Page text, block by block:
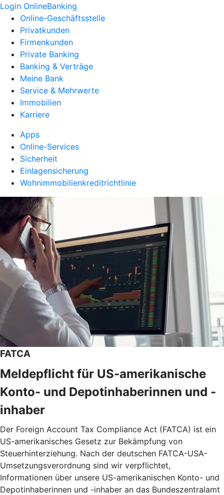
Login OnlineBanking
Online-Geschäftsstelle
Privatkunden
Firmenkunden
Private Banking
Banking & Verträge
Meine Bank
Service & Mehrwerte
Immobilien
Karriere
Apps
Online-Services
Sicherheit
Einlagensicherung
Wohnimmobilienkreditrichtlinie
FATCA
Meldepflicht für US-amerikanische
Konto- und Depotinhaberinnen und -
inhaber
Der Foreign Account Tax Compliance Act (FATCA) ist ein
US-amerikanisches Gesetz zur Bekämpfung von
Steuerhinterziehung. Nach der deutschen FATCA-USA-
Umsetzungsverordnung sind wir verpflichtet,
Informationen über unsere US-amerikanischen Konto- und
Depotinhaberinnen und -inhaber an das Bundeszentralamt